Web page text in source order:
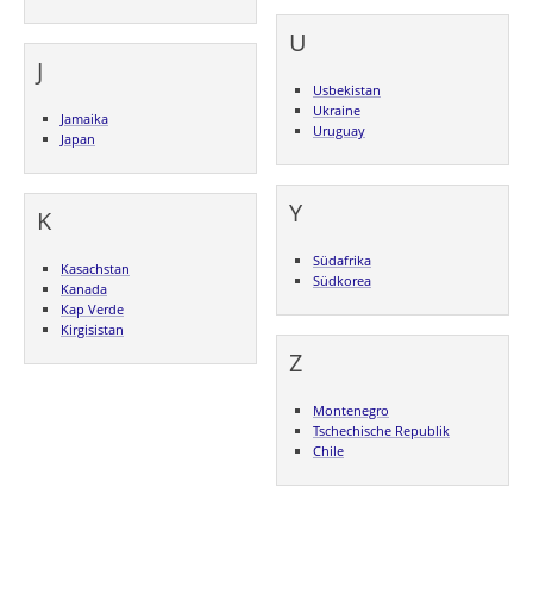
J
Jamaika
Japan
K
Kasachstan
Kanada
Kap Verde
Kirgisistan
U
Usbekistan
Ukraine
Uruguay
Y
Südafrika
Südkorea
Z
Montenegro
Tschechische Republik
Chile